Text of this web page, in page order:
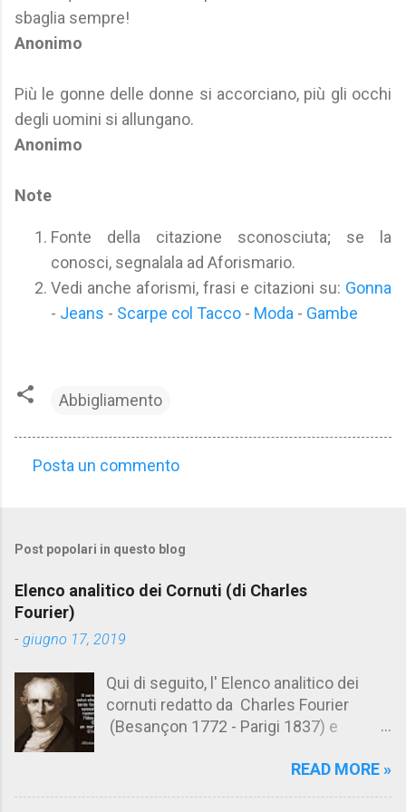
sbaglia sempre!
Anonimo
Più le gonne delle donne si accorciano, più gli occhi
degli uomini si allungano.
Anonimo
Note
Fonte della citazione sconosciuta; se la
conosci, segnalala ad Aforismario.
Vedi anche aforismi, frasi e citazioni su: Gonna
- Jeans - Scarpe col Tacco - Moda - Gambe
Abbigliamento
m
e
n
t
Posta un commento
Post popolari in questo blog
Elenco analitico dei Cornuti (di Charles
Fourier)
- giugno 17, 2019
Qui di seguito, l' Elenco analitico dei
cornuti redatto da Charles Fourier
(Besançon 1772 - Parigi 1837) e
Aforismario trovi anche una raccolta di
READ MORE »